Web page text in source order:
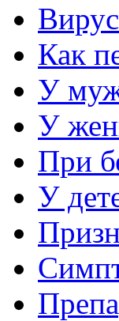
Как
У
У
При
У